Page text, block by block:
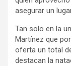
asegurar un
Tan solo en la
Martínez que
oferta un total
destacan la